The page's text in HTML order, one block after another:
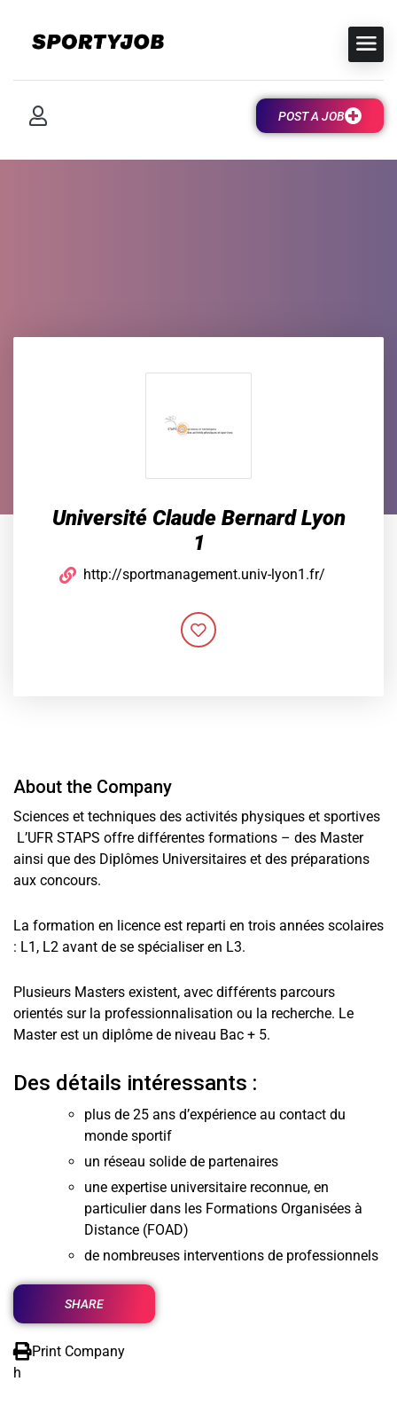
POST A JOB
Université Claude Bernard Lyon
1
http://sportmanagement.univ-lyon1.fr/
About the Company
Sciences et techniques des activités physiques et sportives
L’UFR STAPS offre différentes formations – des Master
ainsi que des Diplômes Universitaires et des préparations
aux concours.
La formation en licence est reparti en trois années scolaires
: L1, L2 avant de se spécialiser en L3.
Plusieurs Masters existent, avec différents parcours
orientés sur la professionnalisation ou la recherche. Le
Master est un diplôme de niveau Bac + 5.
Des détails intéressants :
plus de 25 ans d’expérience au contact du
monde sportif
un réseau solide de partenaires
une expertise universitaire reconnue, en
particulier dans les Formations Organisées à
Distance (FOAD)
de nombreuses interventions de professionnels
SHARE
Print Company
h